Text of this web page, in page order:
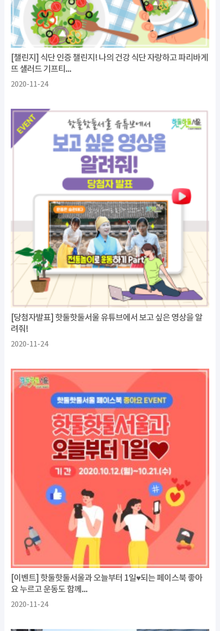
[챌린지] 식단 인증 챌린지! 나의 건강 식단 자랑하고 파리바게
뜨 샐러드 기프티...
2020-11-24
[당첨자발표] 핫둘핫둘서울 유튜브에서 보고 싶은 영상을 알
려줘!
2020-11-24
[이벤트] 핫둘핫둘서울과 오늘부터 1일♥되는 페이스북 좋아
요 누르고 운동도 함께...
2020-11-24